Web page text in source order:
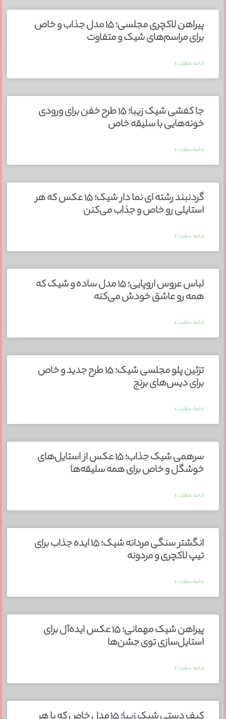
پیراهن لاکچری مجلسی؛ ۱۵ مدل جذاب و خاص
برای مراسم‌های شیک و متفاوت
ادامه مطلب »
جا کفشی شیک زیبا؛ ۱۵ طرح خفن برای ورودی
خونه‌هایی با سلیقه خاص
ادامه مطلب »
گردنبند رشته ای نما دار شیک؛ ۱۵ عکس که هر
استایلی رو خاص و جذاب می‌کنن
ادامه مطلب »
لباس عروس اروپایی؛ ۱۵ مدل ساده و شیک که
همه رو عاشق خودش می‌کنه
ادامه مطلب »
تزئین پلو مجلسی شیک؛ ۱۵ طرح جدید و خاص
برای دیس‌های برنج
ادامه مطلب »
سرهمی شیک جذاب؛ ۱۵ عکس از استایل‌های
خوشگل و خاص برای همه سلیقه‌ها
ادامه مطلب »
انگشتر سنگی مردانه شیک؛ ۱۵ ایده جذاب برای
تیپ لاکچری و مردونه
ادامه مطلب »
پیراهن شیک مهمانی؛ ۱۵ عکس ایده‌آل برای
استایل‌سازی توی جشن‌ها
ادامه مطلب »